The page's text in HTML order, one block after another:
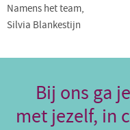
Namens het team,
Silvia Blankestijn
Bij ons ga
met jezelf, in